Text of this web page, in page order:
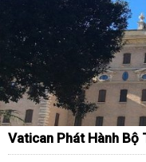
Vatican Phát Hành Bộ